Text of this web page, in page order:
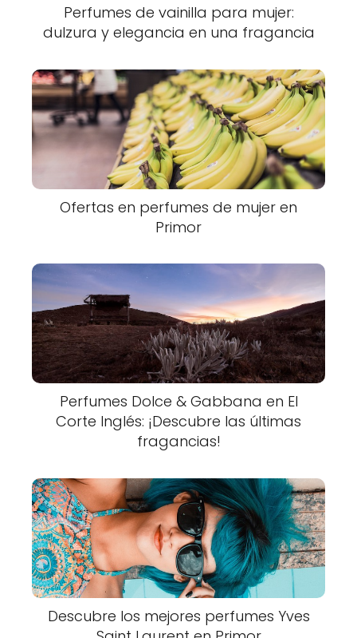
Perfumes de vainilla para mujer:
dulzura y elegancia en una fragancia
Ofertas en perfumes de mujer en
Primor
Perfumes Dolce & Gabbana en El
Corte Inglés: ¡Descubre las últimas
fragancias!
Descubre los mejores perfumes Yves